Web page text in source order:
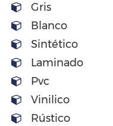
Gris
Blanco
Sintético
Laminado
Pvc
Vinilico
Rústico